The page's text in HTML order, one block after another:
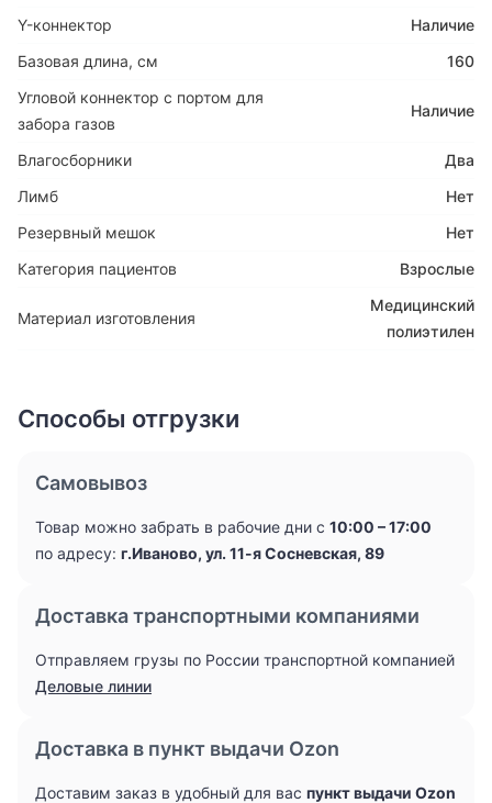
Y-коннектор
Наличие
Базовая длина, см
160
Угловой коннектор с портом для
забора газов
Наличие
Влагосборники
Два
Лимб
Нет
Резервный мешок
Нет
Категория пациентов
Взрослые
Материал изготовления
Медицинский
полиэтилен
Способы отгрузки
Самовывоз
Товар можно забрать в рабочие дни с 10:00 – 17:00
по адресу: г.Иваново, ул. 11-я Сосневская, 89
Доставка транспортными компаниями
Отправляем грузы по России транспортной компанией
Деловые линии
Доставка в пункт выдачи Ozon
Доставим заказ в удобный для вас пункт выдачи Ozon